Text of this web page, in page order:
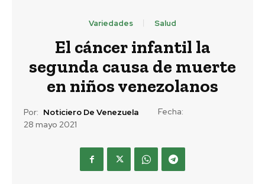
Variedades Salud
El cáncer infantil la
segunda causa de muerte
en niños venezolanos
Por: Noticiero De Venezuela
Fecha:
28 mayo 2021